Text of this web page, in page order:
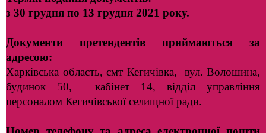
з 30 грудня по 13 грудня 2021 року.
Документи претендентів приймаються за
адресою:
Харківська область, смт Кегичівка, вул. Волошина,
будинок 50, кабінет 14, відділ управління
персоналом Кегичівської селищної ради.